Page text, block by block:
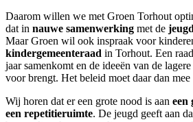
Daarom willen we met Groen Torhout
dat in nauwe samenwerking met de
Maar Groen wil ook inspraak voor
kindergemeenteraad in Torhout. Een
jaar samenkomt en de ideeën van de
voor brengt. Het beleid moet daar dan mee
Wij horen dat er een grote nood is aan een
een repetitieruimte. De jeugd geeft aan